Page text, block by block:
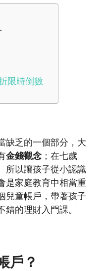
限時倒數
缺乏的一個部分，大
金錢觀念；在七歲
所以讓孩子從小認識
是家庭教育中相當重
兒童帳戶，帶著孩子
的理財入門課。
戶？